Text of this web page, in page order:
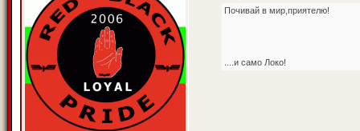
Почивай в мир,приятелю!
....и само Локо!